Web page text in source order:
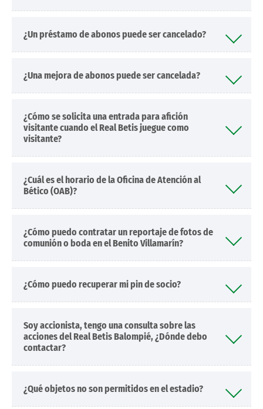
¿Un préstamo de abonos puede ser cancelado?
¿Una mejora de abonos puede ser cancelada?
¿Cómo se solicita una entrada para afición
visitante cuando el Real Betis juegue como
visitante?
¿Cuál es el horario de la Oficina de Atención al
Bético (OAB)?
¿Cómo puedo contratar un reportaje de fotos de
comunión o boda en el Benito Villamarín?
¿Cómo puedo recuperar mi pin de socio?
Soy accionista, tengo una consulta sobre las
acciones del Real Betis Balompié, ¿Dónde debo
contactar?
¿Qué objetos no son permitidos en el estadio?